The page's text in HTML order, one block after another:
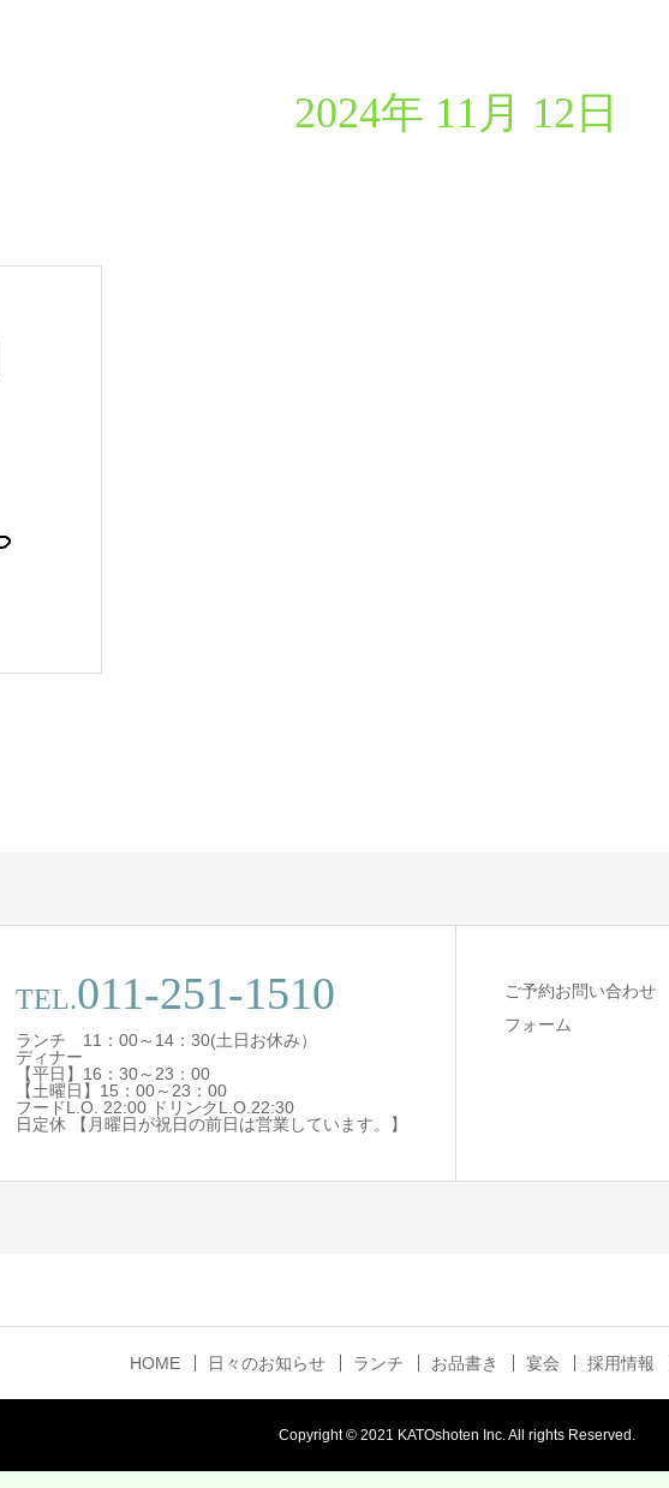
2024年 11月 12日
TEL.011-251-1510
ランチ 11：00～14：30(土日お休み）
ディナー
【平日】16：30～23：00
【土曜日】15：00～23：00
フードL.O. 22:00 ドリンクL.O.22:30
日定休 【月曜日が祝日の前日は営業しています。】
ご予約お問い合わせ
フォーム
HOME 日々のお知らせ ランチ お品書き 宴会 採用情報
Copyright © 2021 KATOshoten Inc. All rights Reserved.